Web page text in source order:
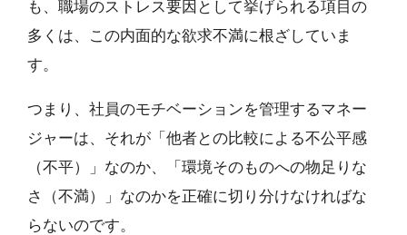
も、職場のストレス要因として挙げられる項目の
多くは、この内面的な欲求不満に根ざしていま
す。
つまり、社員のモチベーションを管理するマネー
ジャーは、それが「他者との比較による不公平感
（不平）」なのか、「環境そのものへの物足りな
さ（不満）」なのかを正確に切り分けなければな
らないのです。